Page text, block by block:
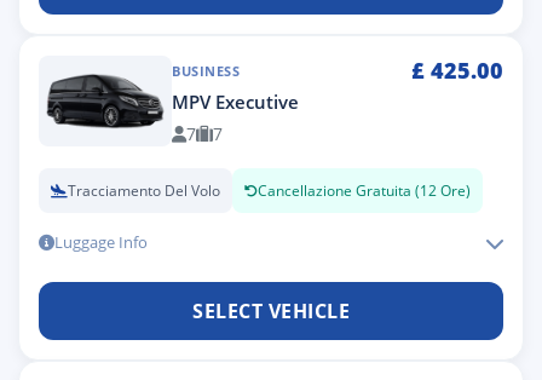
BUSINESS £ 425.00
MPV Executive
7 7
Tracciamento Del Volo Cancellazione Gratuita (12 Ore)
Luggage Info
SELECT VEHICLE